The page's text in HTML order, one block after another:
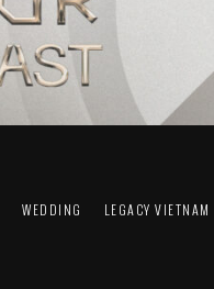
WEDDING LEGACY VIETNAM